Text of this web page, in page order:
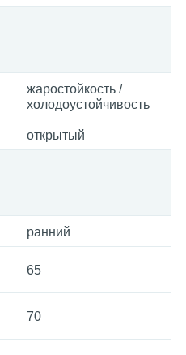
жаростойкость /
холодоустойчивость
открытый
ранний
65
70